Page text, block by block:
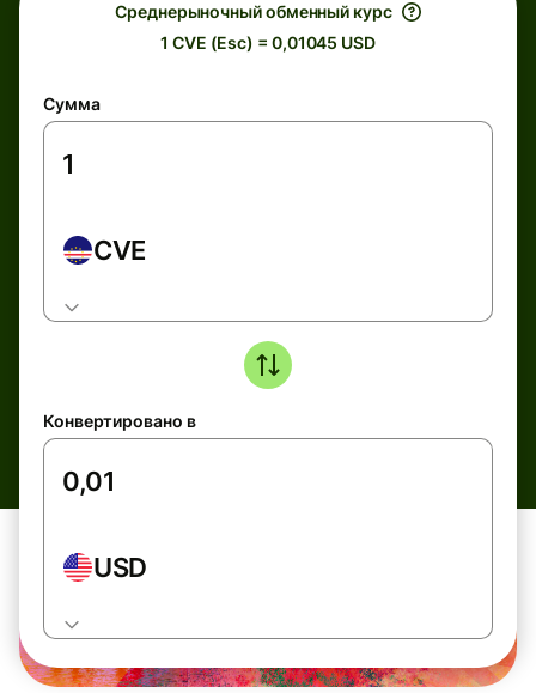
Среднерыночный обменный курс
1 CVE (Esc) = 0,01045 USD
Сумма
CVE
Конвертировано в
USD